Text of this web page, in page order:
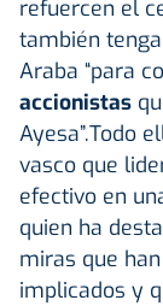
refuercen el
también
Araba “para
accionistas
Ayesa”.Todo
vasco que
efectivo en
quien ha
miras que
implicados y